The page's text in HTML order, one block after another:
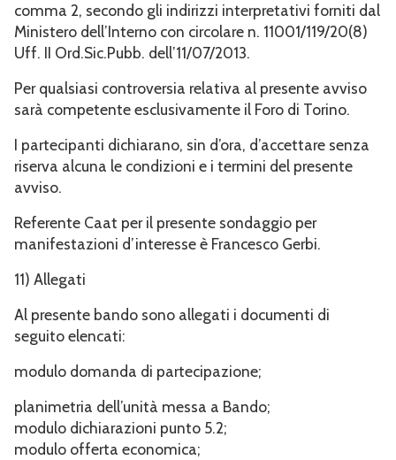
comma 2, secondo gli indirizzi interpretativi forniti dal
Ministero dell’Interno con circolare n. 11001/119/20(8)
Uff. II Ord.Sic.Pubb. dell’11/07/2013.
Per qualsiasi controversia relativa al presente avviso
sarà competente esclusivamente il Foro di Torino.
I partecipanti dichiarano, sin d’ora, d’accettare senza
riserva alcuna le condizioni e i termini del presente
avviso.
Referente Caat per il presente sondaggio per
manifestazioni d’interesse è Francesco Gerbi.
11) Allegati
Al presente bando sono allegati i documenti di
seguito elencati:
modulo domanda di partecipazione;
planimetria dell’unità messa a Bando;
modulo dichiarazioni punto 5.2;
modulo offerta economica;